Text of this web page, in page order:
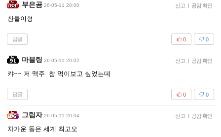
부은곰 26-05-11 20:00 신고 | 공감 확인
찬돌이형
답글 0
0
마블링 26-05-11 20:02 신고 | 공감 확인
캬~~ 저 맥주 참 먹이보고 싶었는데
답글 0
0
그림자 26-05-11 20:04 신고 | 공감 확인
차가운 돌은 세계 최고오